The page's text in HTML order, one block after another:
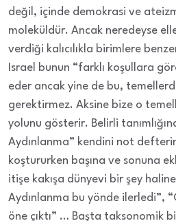
değil, içinde demokrasi ve
moleküldür. Ancak neredeyse
verdiği kalıcılıkla birimlere
Israel bunun “farklı koşullara
eder ancak yine de bu,
gerektirmez. Aksine bize o
yolunu gösterir. Belirli
Aydınlanma” kendini not
koştururken başına ve sonuna
itişe kakışa dünyevi bir şey
Aydınlanma bu yönde ilerledi”,
öne çıktı” … Başta taksonomik